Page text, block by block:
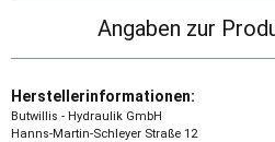
Angaben zur
Herstellerinformationen:
Butwillis - Hydraulik GmbH
Hanns-Martin-Schleyer Straße 12